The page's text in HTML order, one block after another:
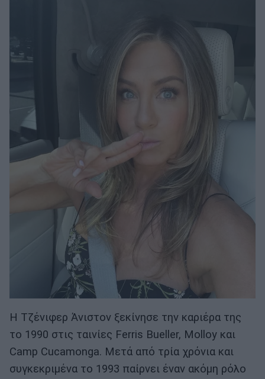
Η Τζένιφερ Άνιστον ξεκίνησε την καριέρα της
το 1990 στις ταινίες Ferris Bueller, Molloy και
Camp Cucamonga. Μετά από τρία χρόνια και
συγκεκριμένα το 1993 παίρνει έναν ακόμη ρόλο